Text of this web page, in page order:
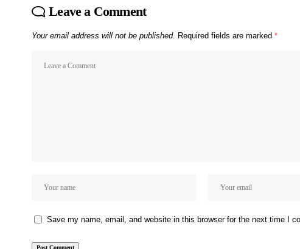
Leave a Comment
Your email address will not be published. Required fields are marked *
Save my name, email, and website in this browser for the next time I